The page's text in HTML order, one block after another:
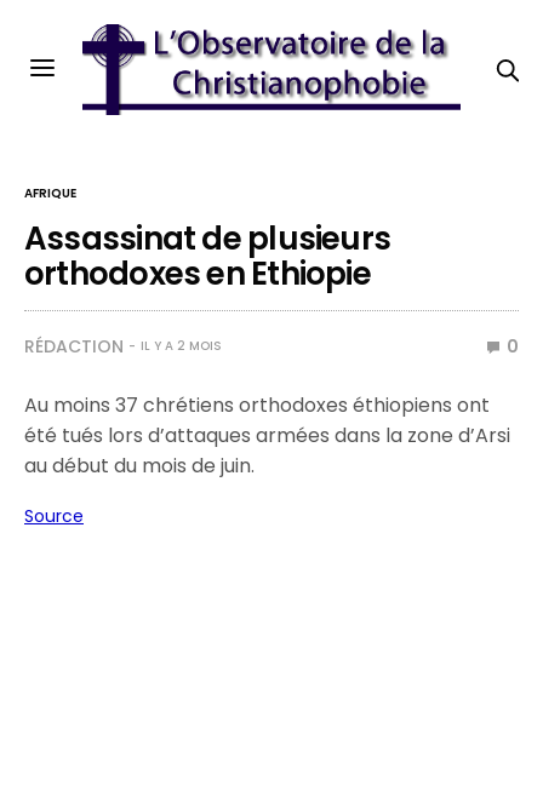
AFRIQUE
Assassinat de plusieurs
orthodoxes en Ethiopie
RÉDACTION IL Y A 2 MOIS 0
Au moins 37 chrétiens orthodoxes éthiopiens ont
été tués lors d’attaques armées dans la zone d’Arsi
au début du mois de juin.
Source